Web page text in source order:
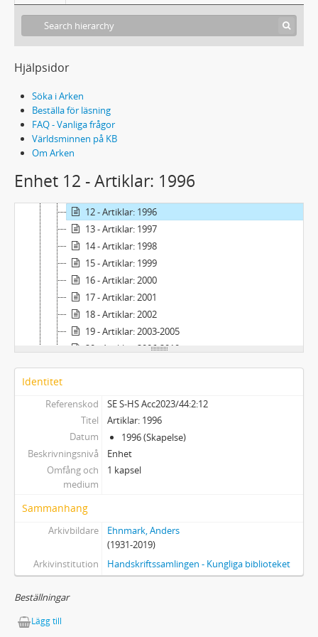
Hjälpsidor
Söka i Arken
Beställa för läsning
FAQ - Vanliga frågor
Världsminnen på KB
Om Arken
Enhet 12 - Artiklar: 1996
2 - Manuskript
1 - Artiklar: 1979-1982
6 - Artiklar: 1990
7 - Artiklar: 1991-1992
8 - Artiklar: 1992
10 - Artiklar: 1994
12 - Artiklar: 1996
13 - Artiklar: 1997
14 - Artiklar: 1998
15 - Artiklar: 1999
16 - Artiklar: 2000
17 - Artiklar: 2001
18 - Artiklar: 2002
19 - Artiklar: 2003-2005
20 - Artiklar: 2006-2010
21 - Dr Mabuses nya testamente (1982)
23 - Diverse manuskript
3 - Biographica
4 - Anteckningar
5 - Arbetsmaterial
6 - Fotografier
7 - Pressklipp
Identitet
Referenskod
SE S-HS Acc2023/44:2:12
Titel
Artiklar: 1996
Datum
1996 (Skapelse)
Beskrivningsnivå
Enhet
Omfång och
medium
1 kapsel
Sammanhang
Arkivbildare
Ehnmark, Anders
(1931-2019)
Arkivinstitution
Handskriftssamlingen - Kungliga biblioteket
Beställningar
Lägg till